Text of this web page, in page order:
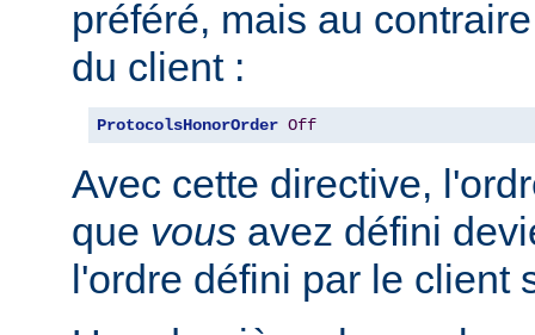
préféré, mais au
du client :
ProtocolsHonorOrder Off
Avec cette directive,
que vous avez défini
l'ordre défini par le client